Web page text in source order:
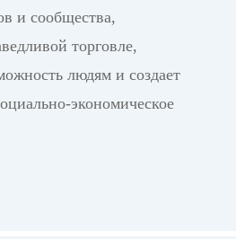
и сообщества,
торговле,
людям и создает
экономическое